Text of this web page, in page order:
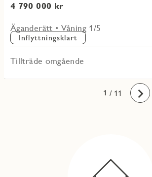
4 790 000 kr
Äganderätt • Våning 1/5
Inflyttningsklart
Tillträde omgående
1
2
3
4
5
6
7
8
9
10
11 / 11 Framåt